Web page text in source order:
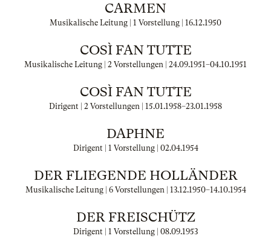
CARMEN
Musikalische Leitung | 1 Vorstellung | 16.12.1950
COSÌ FAN TUTTE
Musikalische Leitung | 2 Vorstellungen | 24.09.1951–04.10.1951
COSÌ FAN TUTTE
Dirigent | 2 Vorstellungen | 15.01.1958–23.01.1958
DAPHNE
Dirigent | 1 Vorstellung | 02.04.1954
DER FLIEGENDE HOLLÄNDER
Musikalische Leitung | 6 Vorstellungen | 13.12.1950–14.10.1954
DER FREISCHÜTZ
Dirigent | 1 Vorstellung | 08.09.1953